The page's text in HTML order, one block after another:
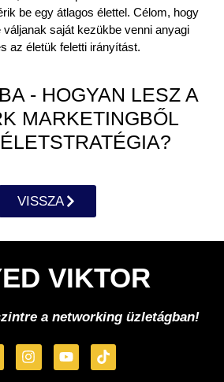
be egy átlagos élettel. Célom, hogy
saját kezükbe venni anyagi
az életük feletti irányítást.
- HOGYAN LESZ A
MARKETINGBŐL
VISSZA
VIKTOR
a networking üzletágban!